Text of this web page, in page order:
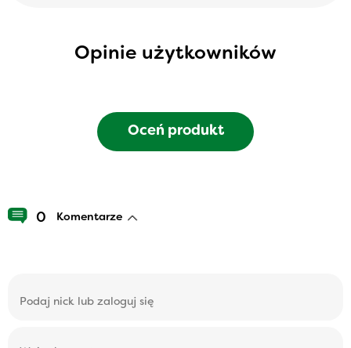
Opinie użytkowników
Oceń produkt
0 Komentarze